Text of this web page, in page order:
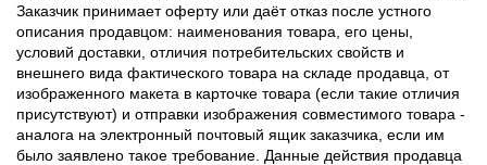
Заказчик принимает оферту или даёт отказ после устного
описания продавцом: наименования товара, его цены,
условий доставки, отличия потребительских свойств и
внешнего вида фактического товара на складе продавца, от
изображенного макета в карточке товара (если такие отличия
присутствуют) и отправки изображения совместимого товара -
аналога на электронный почтовый ящик заказчика, если им
было заявлено такое требование. Данные действия продавца